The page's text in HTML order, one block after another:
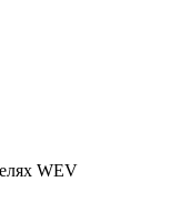
WEV